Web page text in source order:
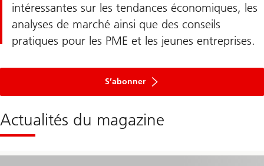
intéressantes sur les tendances économiques, les
analyses de marché ainsi que des conseils
pratiques pour les PME et les jeunes entreprises.
S’abonner
Actualités du magazine